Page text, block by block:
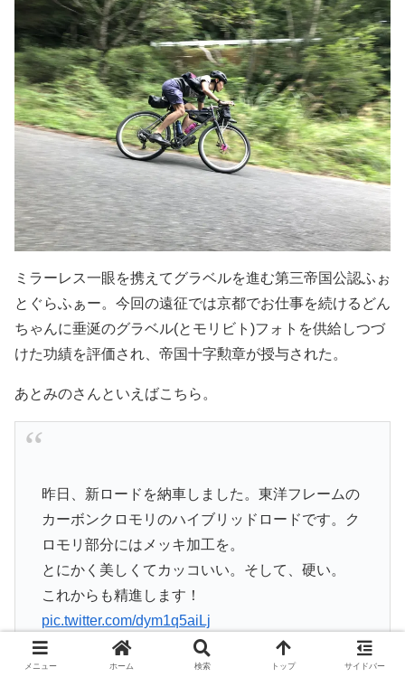
ミラーレス一眼を携えてグラベルを進む第三帝国公認ふぉ
とぐらふぁー。今回の遠征では京都でお仕事を続けるどん
ちゃんに垂涎のグラベル(とモリビト)フォトを供給しつづ
けた功績を評価され、帝国十字勲章が授与された。
あとみのさんといえばこちら。
昨日、新ロードを納車しました。東洋フレームの
カーボンクロモリのハイブリッドロードです。ク
ロモリ部分にはメッキ加工を。
とにかく美しくてカッコいい。そして、硬い。
これからも精進します！
pic.twitter.com/dym1q5aiLj
メニュー ホーム 検索 トップ サイドバー